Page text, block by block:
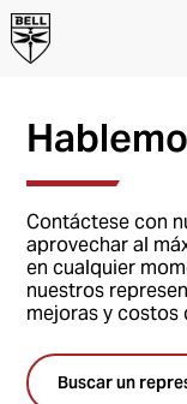
Contáctese con
aprovechar al
en cualquier
nuestros
mejoras y costos
Buscar un